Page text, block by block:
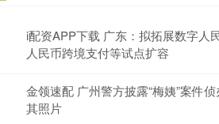
i配资APP下载 广东：拟拓展数字人
人民币跨境支付等试点扩容
金领速配 广州警方披露“梅姨”案件
其照片